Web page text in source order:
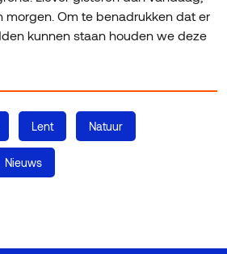
morgen. Om te benadrukken dat er
kunnen staan houden we deze
Lent Natuur
Nieuws